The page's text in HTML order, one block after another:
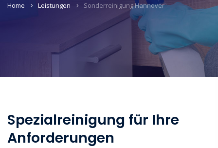
Home Leistungen Sonderreinigung Hannover
Spezialreinigung für Ihre
Anforderungen